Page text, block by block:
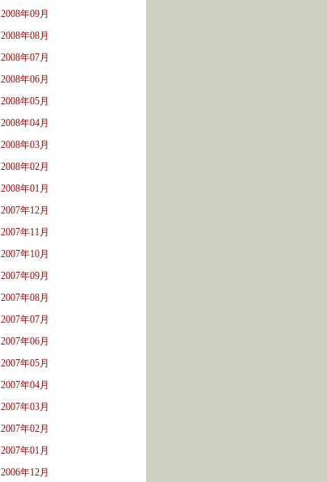
2008年09月
2008年08月
2008年07月
2008年06月
2008年05月
2008年04月
2008年03月
2008年02月
2008年01月
2007年12月
2007年11月
2007年10月
2007年09月
2007年08月
2007年07月
2007年06月
2007年05月
2007年04月
2007年03月
2007年02月
2007年01月
2006年12月